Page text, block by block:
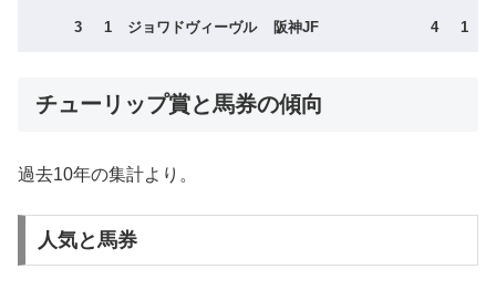
3 1 ジョワドヴィーヴル 阪神JF 4 1
チューリップ賞と馬券の傾向
過去10年の集計より。
人気と馬券